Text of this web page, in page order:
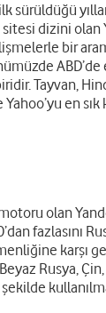
sürüldüğü
dizini olan
bir
ABD’de
Tayvan,
en
olan
fazlasını
karşı
Rusya,